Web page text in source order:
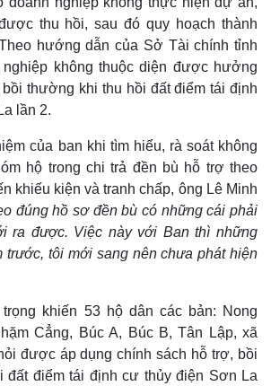
thu hồi, sau đó quy hoạch thành
hướng dẫn của Sở Tài chính tỉnh
không thuộc diện được hưởng
thường khi thu hồi đất điểm tái định
lần 2.
của ban khi tìm hiểu, rà soát không
hộ trong chi trả đền bù hỗ trợ theo
khiếu kiện và tranh chấp, ông Lê Minh
đúng hồ sơ đền bù có những cái phải
ra được. Việc này với Ban thì những
trước, tôi mới sang nên chưa phát hiện
khiến 53 hộ dân các bản: Nong
Cẳng, Búc A, Búc B, Tân Lập, xã
được áp dụng chính sách hỗ trợ, bồi
đất điểm tái định cư thủy điện Sơn La